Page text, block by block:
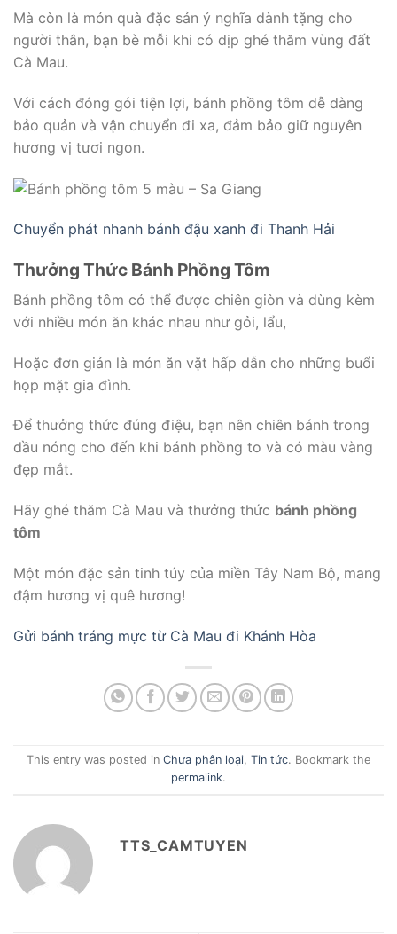
Mà còn là món quà đặc sản ý nghĩa dành tặng cho
người thân, bạn bè mỗi khi có dịp ghé thăm vùng đất
Cà Mau.
Với cách đóng gói tiện lợi, bánh phồng tôm dễ dàng
bảo quản và vận chuyển đi xa, đảm bảo giữ nguyên
hương vị tươi ngon.
Chuyển phát nhanh bánh đậu xanh đi Thanh Hải
Thưởng Thức Bánh Phồng Tôm
Bánh phồng tôm có thể được chiên giòn và dùng kèm
với nhiều món ăn khác nhau như gỏi, lẩu,
Hoặc đơn giản là món ăn vặt hấp dẫn cho những buổi
họp mặt gia đình.
Để thưởng thức đúng điệu, bạn nên chiên bánh trong
dầu nóng cho đến khi bánh phồng to và có màu vàng
đẹp mắt.
Hãy ghé thăm Cà Mau và thưởng thức bánh phồng
tôm
Một món đặc sản tinh túy của miền Tây Nam Bộ, mang
đậm hương vị quê hương!
Gửi bánh tráng mực từ Cà Mau đi Khánh Hòa
This entry was posted in Chưa phân loại, Tin tức. Bookmark the
permalink.
TTS_CAMTUYEN